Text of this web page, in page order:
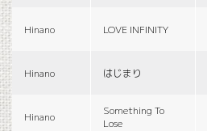
Hinano LOVE INFINITY
Hinano はじまり
Hinano
Something To
Lose